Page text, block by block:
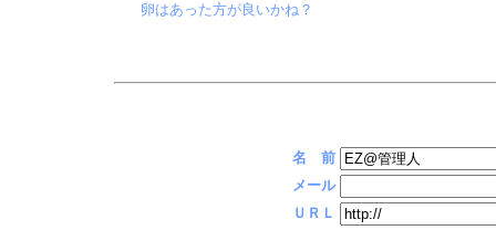
卵はあった方が良いかね？
名 前
メール
ＵＲＬ